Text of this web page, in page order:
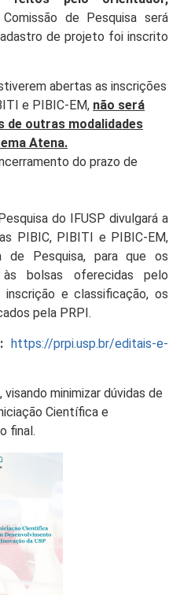
de Pesquisa será
de projeto foi inscrito
abertas as inscrições
e PIBIC-EM, não será
de outras modalidades
Atena.
do prazo de
do IFUSP divulgará a
PIBIC, PIBITI e PIBIC-EM,
de Pesquisa, para que os
bolsas oferecidas pelo
e classificação, os
pela PRPI.
: https://prpi.usp.br/editais-e-
minimizar dúvidas de
Científica e
final.